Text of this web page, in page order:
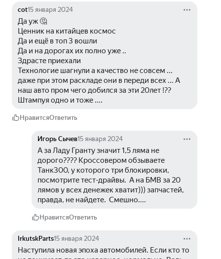
cot15 января 2024
Да уж 🤔
Ценник на китайцев космос
Да и ещё в топ 3 вошли
Да и на дорогах их полно уже ..
Здрасте приехали
Технологие шагнули а качество не совсем ...
даже при этом раскладе они в переди всех ... А
наш авто пром чего добился за эти 20лет !??
Штампуя одно и тоже ....
НравитсяОтветить
Игорь Сычев15 января 2024
А за Ладу Гранту значит 1,5 ляма не
дорого???? Кроссовером обзываете
Танк300, у которого три блокировки,
посмотрите тест-драйвы.  А на БМВ за 20
лямов у всех денежек хватит))) запчастей,
правда, не найдете.  Смешно....
НравитсяОтветить
IrkutskParts15 января 2024
Наступила новая эпоха автомобилей. Если кто то